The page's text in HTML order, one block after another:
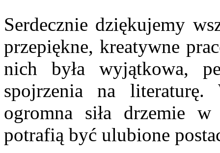
Serdecznie dziękujemy
przepiękne, kreatywne
nich była wyjątkowa,
spojrzenia na literaturę.
ogromna siła drzemie
potrafią być ulubione